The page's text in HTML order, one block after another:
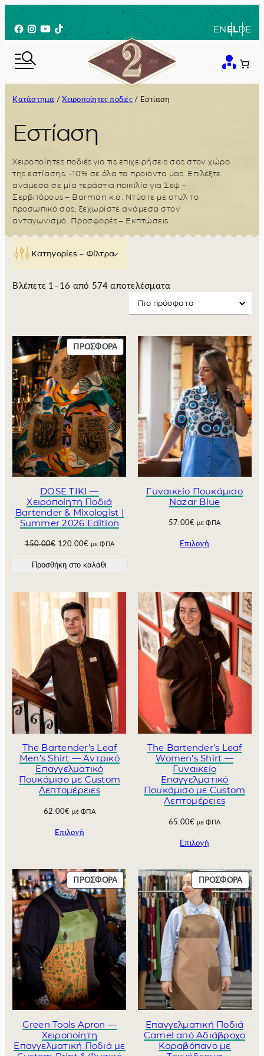
στο
περιεχόμενο
Facebook
Instagram
YouTube
TikTok ENELDE
Κατάστημα /Χειροποίητες ποδιές/ Εστίαση
Εστίαση
Χειροποίητες ποδιές για τις επιχειρήσεις σας στον χώρο
της εστίασης. -10% σε όλα τα προϊόντα μας. Επιλέξτε
ανάμεσα σε μία τεράστια ποικιλία για Σεφ –
Σερβιτόρους – Barman κ.α. Ντύστε με στυλ το
προσωπικό σας, ξεχωρίστε ανάμεσα στον
ανταγωνισμό. Προσφορές – Εκπτώσεις.
Κατηγορίες – Φίλτρα
Βλέπετε 1–16 από 574 αποτελέσματα
o
r
e
d
b
y
a
t
e
s
t
ΠΡΟΣΦΟΡΆΠ
Ρ
Ο
Ϊ
Ό
Ν
Σ
Ε
Π
Ρ
Ο
Σ
Ρ
Ά
DOSE TIKI —
Χειροποίητη Ποδιά
Bartender & Mixologist |
Summer 2026 Edition
150.00€ O
i
r
w
:
1
5
0
.
0
€
120.00€Η
ρ
χ
α
ι
ή
ε
ί
ν
α
ι
:
1
2
0
0
με ΦΠΑ
Προσθήκη στο καλάθι
Γυναικείο Πουκάμισο
Nazar Blue
57.00€ με ΦΠΑ
Επιλογή
The Bartender’s Leaf
Men’s Shirt — Αντρικό
Επαγγελματικό
Πουκάμισο με Custom
Λεπτομέρειες
62.00€ με ΦΠΑ
Επιλογή
The Bartender’s Leaf
Women’s Shirt —
Γυναικείο
Επαγγελματικό
Πουκάμισο με Custom
Λεπτομέρειες
65.00€ με ΦΠΑ
Επιλογή
ΠΡΟΣΦΟΡΆΠ
Ρ
Ο
Ϊ
Ό
Ν
Ε
Π
Ρ
Ο
Σ
Ρ
Green Tools Apron —
Χειροποίητη
Επαγγελματική Ποδιά με
ΠΡΟΣΦΟΡΆΠ
Ρ
Ο
Ό
Π
Ρ
Ο
Σ
Φ
Ο
Επαγγελματική Ποδιά
Camel από Αδιάβροχο
Καραβόπανο με